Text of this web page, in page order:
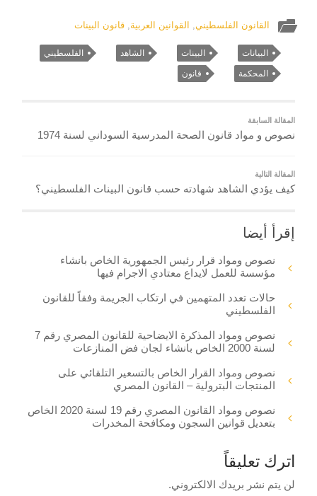
القانون الفلسطيني القوانين العربية ,قانون البينات
البيانات البينات الشاهد الفلسطيني
المحكمة قانون
المقالة السابقة
نصوص و مواد قانون الصحة المدرسية السوداني لسنة 1974
المقالة التالية
كيف يؤدي الشاهد شهادته حسب قانون البينات الفلسطيني؟
إقرأ أيضا
نصوص ومواد قرار رئيس الجمهورية الخاص بانشاء
مؤسسة للعمل لايداع معتادي الاجرام فيها
حالات تعدد المتهمين في ارتكاب الجريمة وفقاً للقانون
الفلسطيني
نصوص ومواد المذكرة الايضاحية للقانون المصري رقم 7
لسنة 2000 الخاص بانشاء لجان فض المنازعات
نصوص ومواد القرار الخاص بالتسعير التلقائي على
المنتجات البترولية – القانون المصري
نصوص ومواد القانون المصري رقم 19 لسنة 2020 الخاص
بتعديل قوانين السجون ومكافحة المخدرات
اترك تعليقاً
لن يتم نشر بريدك الالكتروني.